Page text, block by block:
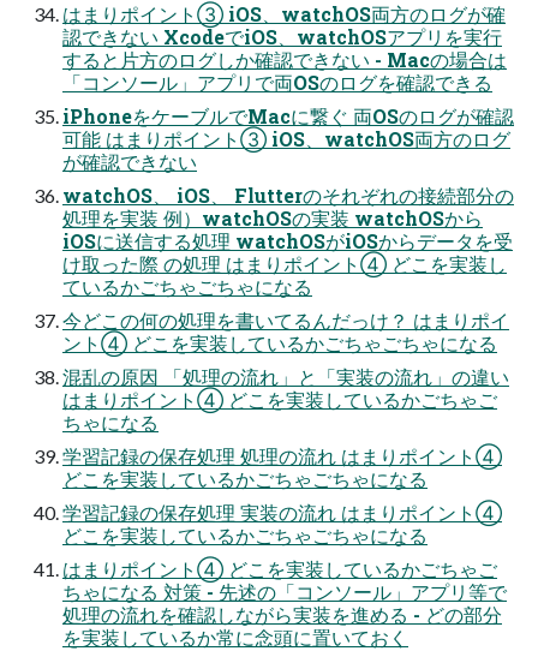
はまりポイント③ iOS、watchOS両方のログが確
認できない XcodeでiOS、watchOSアプリを実行
すると片方のログしか確認できない - Macの場合は
「コンソール」アプリで両OSのログを確認できる
iPhoneをケーブルでMacに繋ぐ 両OSのログが確認
可能 はまりポイント③ iOS、watchOS両方のログ
が確認できない
watchOS、 iOS、 Flutterのそれぞれの接続部分の
処理を実装 例）watchOSの実装 watchOSから
iOSに送信する処理 watchOSがiOSからデータを受
け取った際 の処理 はまりポイント④ どこを実装し
ているかごちゃごちゃになる
今どこの何の処理を書いてるんだっけ？ はまりポイ
ント④ どこを実装しているかごちゃごちゃになる
混乱の原因 「処理の流れ」と「実装の流れ」の違い
はまりポイント④ どこを実装しているかごちゃご
ちゃになる
学習記録の保存処理 処理の流れ はまりポイント④
どこを実装しているかごちゃごちゃになる
学習記録の保存処理 実装の流れ はまりポイント④
どこを実装しているかごちゃごちゃになる
はまりポイント④ どこを実装しているかごちゃご
ちゃになる 対策 - 先述の「コンソール」アプリ等で
処理の流れを確認しながら実装を進める - どの部分
を実装しているか常に念頭に置いておく